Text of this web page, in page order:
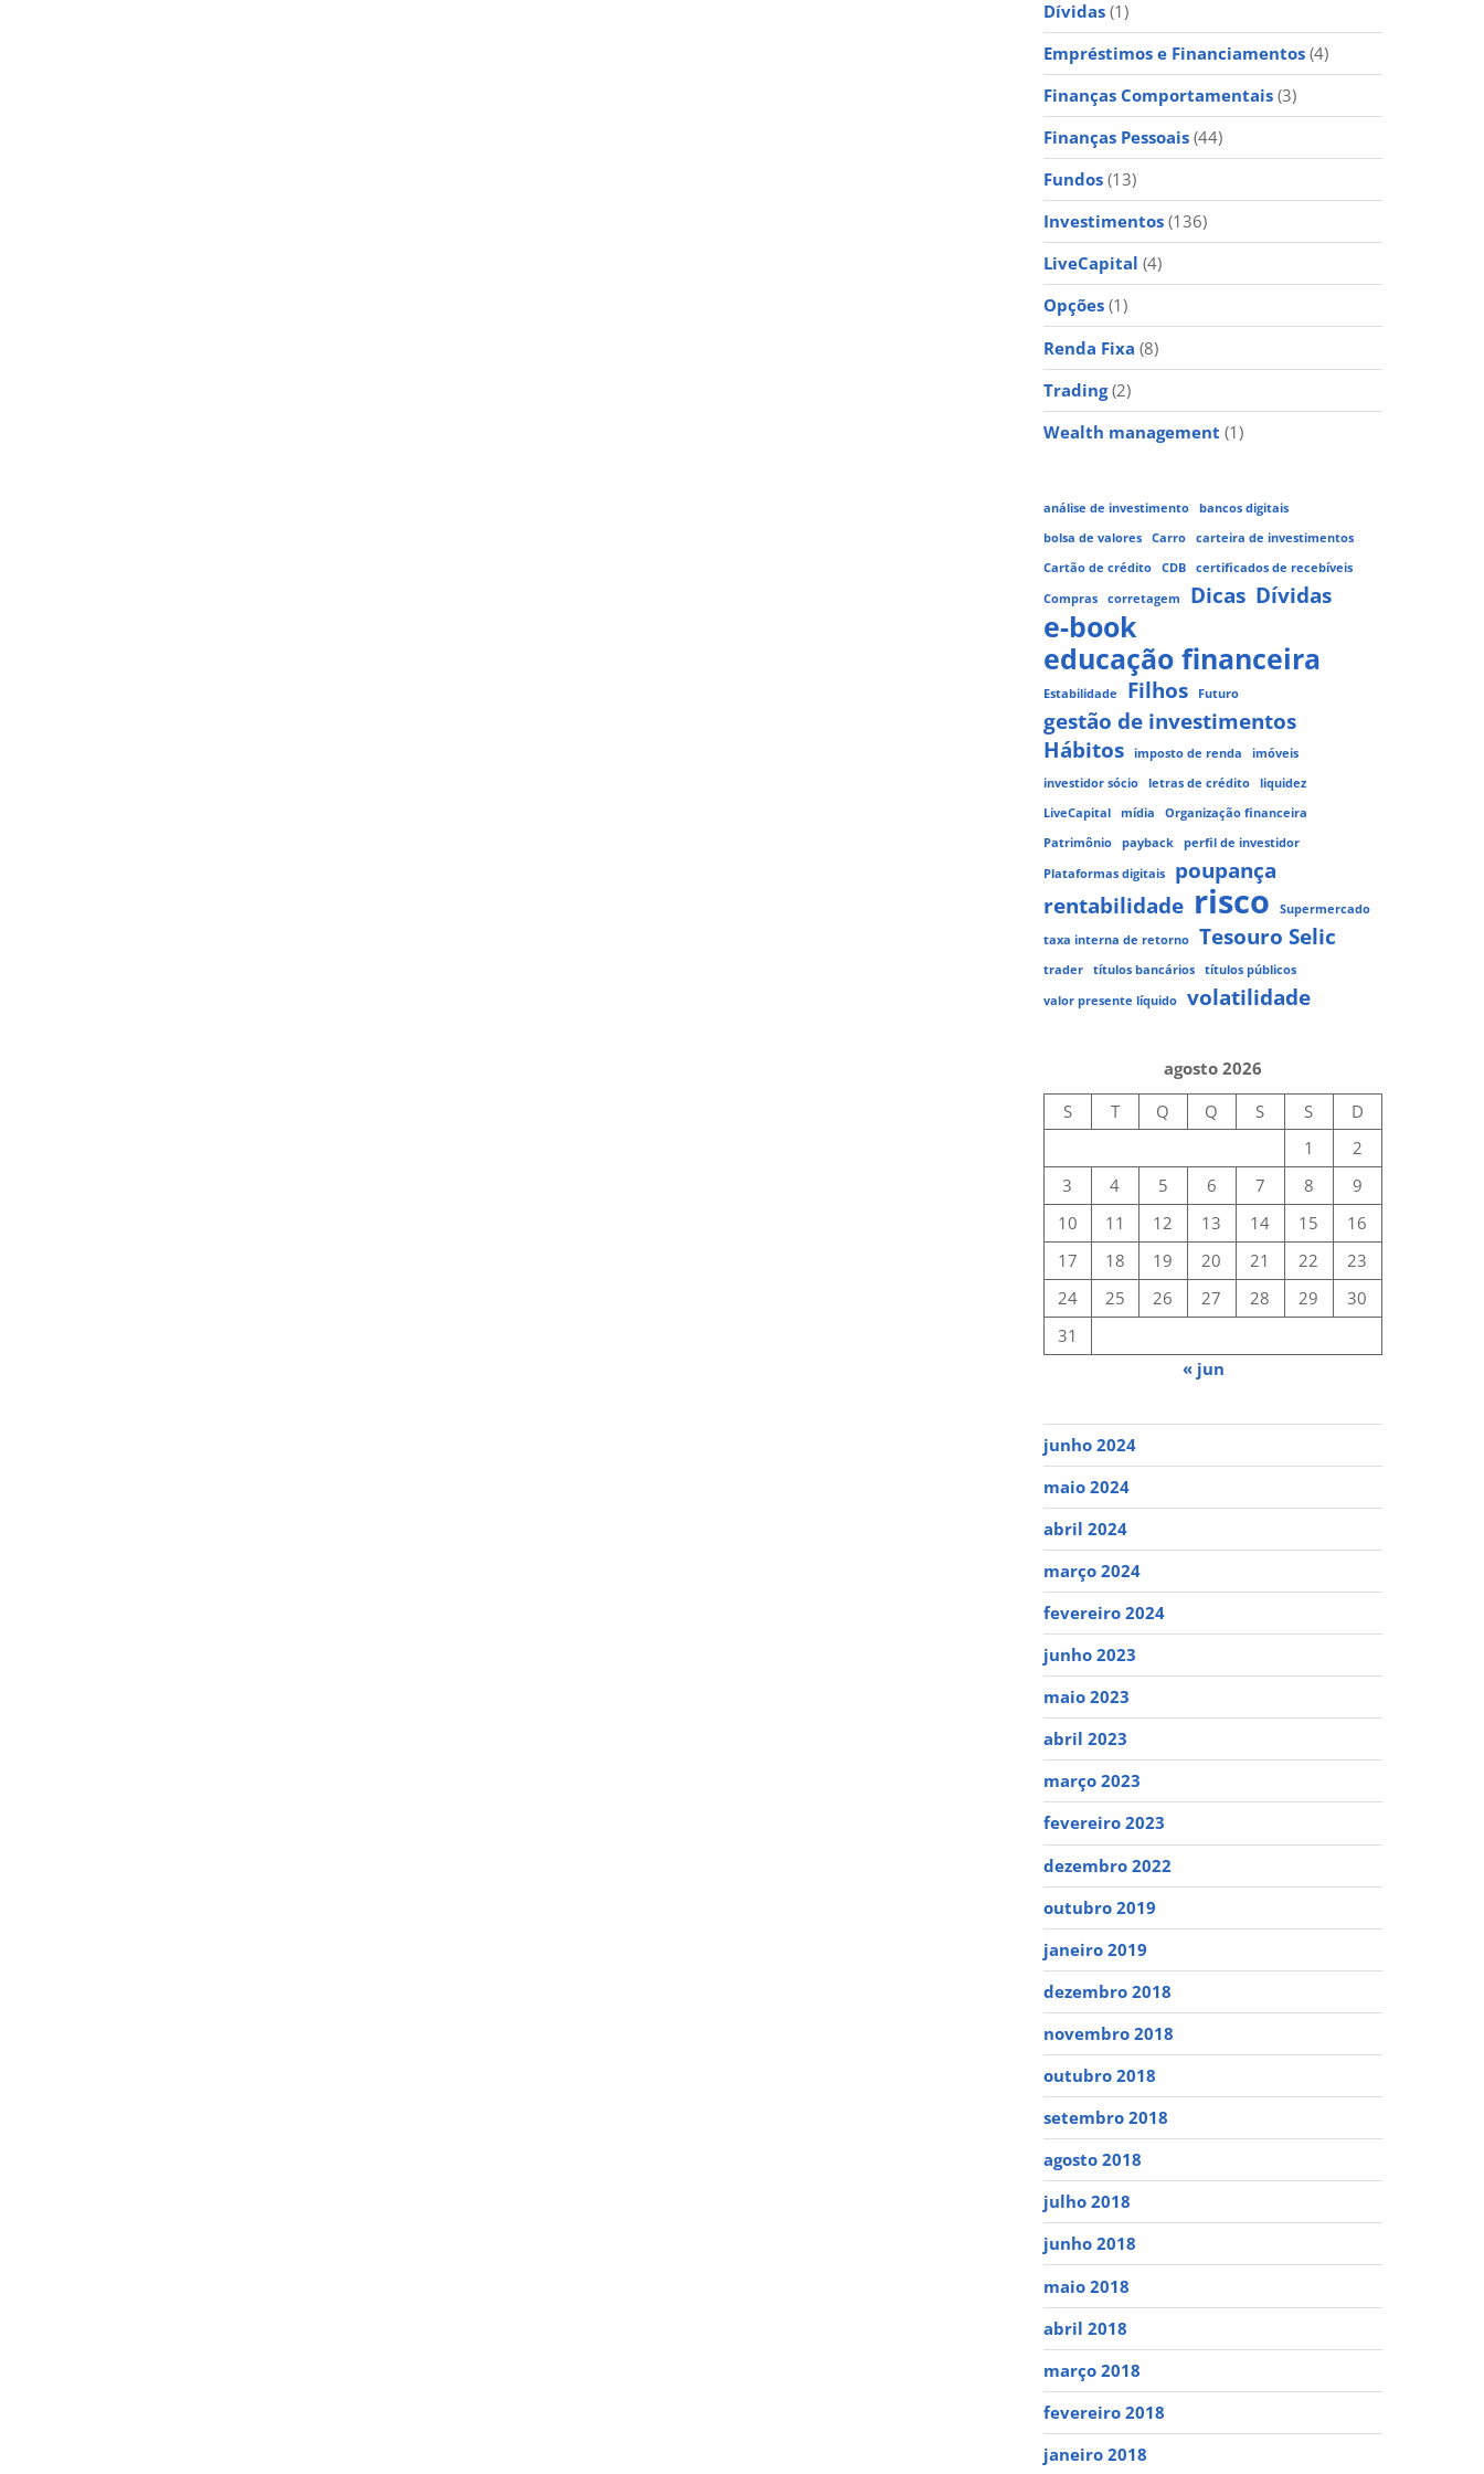
Dívidas(1)
Empréstimos e Financiamentos(4)
Finanças Comportamentais(3)
Finanças Pessoais(44)
Fundos(13)
Investimentos(136)
LiveCapital (4)
Opções(1)
Renda Fixa (8)
Trading(2)
Wealth management (1)
análise de investimento
bancos digitais
bolsa de valores
Carro
carteira de investimentos
Cartão de crédito
CDB
certificados de recebíveis
Compras
corretagem Dicas Dívidas
e-book
educação financeira
Estabilidade Filhos Futuro
gestão de investimentos
Hábitos
imposto de renda
imóveis
investidor sócio
letras de crédito
liquidez
LiveCapital
mídia
Organização financeira
Patrimônio
payback
perfil de investidor
Plataformas digitais
poupança
rentabilidade risco
Supermercado
taxa interna de retorno
Tesouro Selic
trader títulos bancários
títulos públicos
valor presente líquido
volatilidade
agosto 2026
S
T Q Q S S
D
1
2
3
4 5 6 7 8
9
10
11 12 13 14 15
16
17
18 19 20 21 22
23
24
25 26 27 28 29
30
31
« jun
junho 2024
maio 2024
abril 2024
março 2024
fevereiro 2024
junho 2023
maio 2023
abril 2023
março 2023
fevereiro 2023
dezembro 2022
outubro 2019
janeiro 2019
dezembro 2018
novembro 2018
outubro 2018
setembro 2018
agosto 2018
julho 2018
junho 2018
maio 2018
abril 2018
março 2018
fevereiro 2018
janeiro 2018